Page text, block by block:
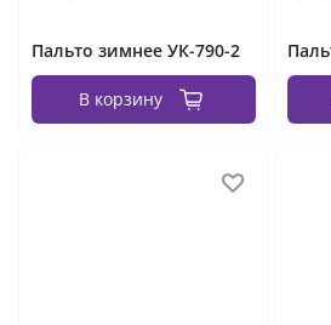
Пальто зимнее УК-790-2
В корзину